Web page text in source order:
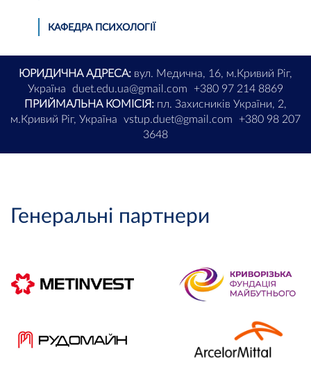
КАФЕДРА ПСИХОЛОГІЇ
ЮРИДИЧНА АДРЕСА: вул. Медична, 16, м.Кривий Ріг,
Україна
duet.edu.ua@gmail.com
+380 97 214 8869
ПРИЙМАЛЬНА КОМІСІЯ: пл. Захисників України, 2,
м.Кривий Ріг, Україна
vstup.duet@gmail.com
+380 98 207
3648
Генеральні партнери